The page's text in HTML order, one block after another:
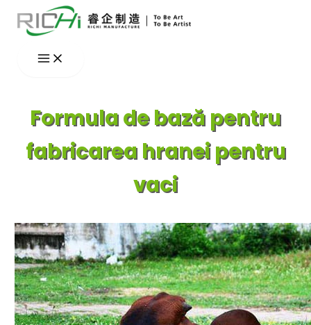
Skip
Formula de bază pentru
fabricarea hranei pentru
vaci